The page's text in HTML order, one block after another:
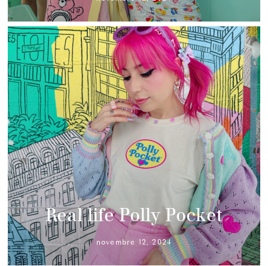
Real life Polly Pocket
novembre 12, 2024